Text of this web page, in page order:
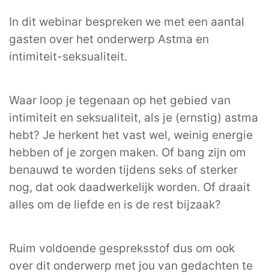
In dit webinar bespreken we met een aantal
gasten over het onderwerp Astma en
intimiteit-seksualiteit.
Waar loop je tegenaan op het gebied van
intimiteit en seksualiteit, als je (ernstig) astma
hebt? Je herkent het vast wel, weinig energie
hebben of je zorgen maken. Of bang zijn om
benauwd te worden tijdens seks of sterker
nog, dat ook daadwerkelijk worden. Of draait
alles om de liefde en is de rest bijzaak?
Ruim voldoende gespreksstof dus om ook
over dit onderwerp met jou van gedachten te